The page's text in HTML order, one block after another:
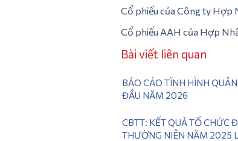
Cổ phiếu của Công ty Hợp
Cổ phiếu AAH của Hợp
Bài viết liên quan
BÁO CÁO TÌNH HÌNH
ĐẦU NĂM 2026
CBTT: KẾT QUẢ TỔ CHỨC
THƯỜNG NIÊN NĂM 2025